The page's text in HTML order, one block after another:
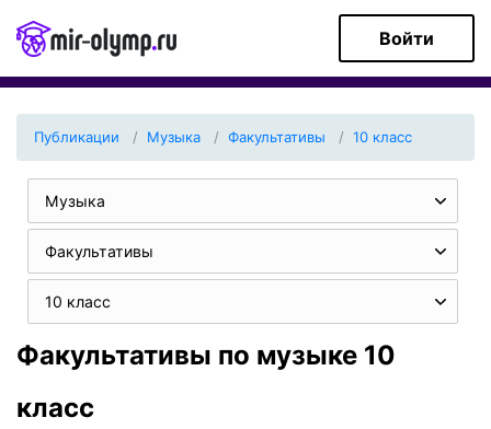
Войти
Публикации Музыка Факультативы 10 класс
Музыка
Факультативы
10 класс
Факультативы по музыке 10
класс